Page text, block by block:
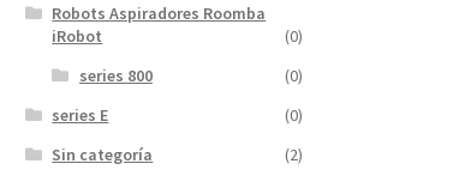
Robots Aspiradores Roomba
iRobot
(0)
series 800
(0)
series E
(0)
Sin categoría
(2)